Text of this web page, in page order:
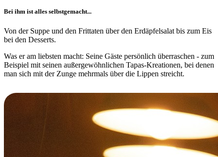
Bei ihm ist alles selbstgemacht...
Von der Suppe und den Frittaten über den Erdäpfelsalat bis zum Eis
bei den Desserts.
Was er am liebsten macht: Seine Gäste persönlich überraschen - zum
Beispiel mit seinen außergewöhnlichen Tapas-Kreationen, bei denen
man sich mit der Zunge mehrmals über die Lippen streicht.